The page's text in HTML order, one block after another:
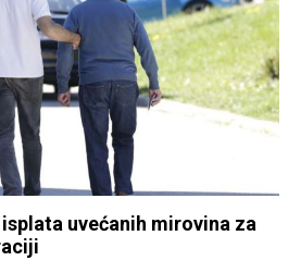
uvećanih mirovina za